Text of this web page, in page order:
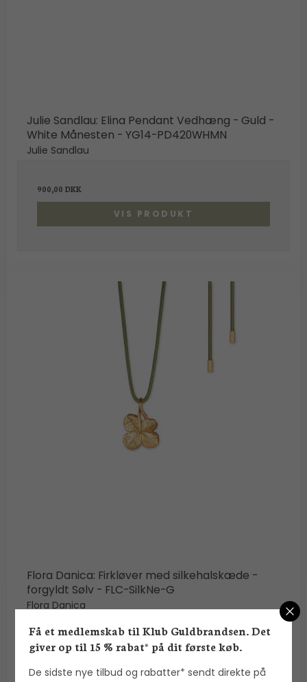
Julie Sandlau: Elina Pendant Vedhæng - Guld -
White Månesten - YG14-PD420WHMN
Julie Sandlau
900,00 DKK
VIS PRODUKT
Flora Danica: Firkløver med silkehalskæde -
forgyldt Sølv - FLC-SilkNe-G
Flora Danica
2.900,00 DKK
VIS PRODUKT
Få et medlemskab til Klub Guldbrandsen. Det
giver op til 15 % rabat* på dit første køb.
De sidste nye tilbud og rabatter* sendt direkte på